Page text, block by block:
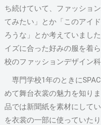
ち続けていて、ファッショ
てみたい」とか「このアイ
ろうな」とか考えていまし
イズに合った好みの服を着
校のファッションデザイン科
専門学校1年のときに
めて舞台衣裳の魅力を知り
品では新聞紙を素材にして
を衣裳の一部に使っていた